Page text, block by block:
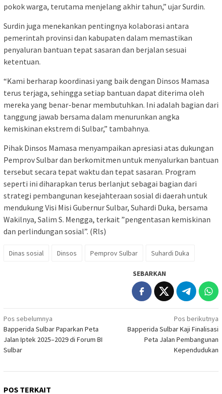
pokok warga, terutama menjelang akhir tahun,” ujar Surdin.
Surdin juga menekankan pentingnya kolaborasi antara
pemerintah provinsi dan kabupaten dalam memastikan
penyaluran bantuan tepat sasaran dan berjalan sesuai
ketentuan.
“Kami berharap koordinasi yang baik dengan Dinsos Mamasa
terus terjaga, sehingga setiap bantuan dapat diterima oleh
mereka yang benar-benar membutuhkan. Ini adalah bagian dari
tanggung jawab bersama dalam menurunkan angka
kemiskinan ekstrem di Sulbar,” tambahnya.
Pihak Dinsos Mamasa menyampaikan apresiasi atas dukungan
Pemprov Sulbar dan berkomitmen untuk menyalurkan bantuan
tersebut secara tepat waktu dan tepat sasaran. Program
seperti ini diharapkan terus berlanjut sebagai bagian dari
strategi pembangunan kesejahteraan sosial di daerah untuk
mendukung Visi Misi Gubernur Sulbar, Suhardi Duka, bersama
Wakilnya, Salim S. Mengga, terkait ”pengentasan kemiskinan
dan perlindungan sosial”. (Rls)
Dinas sosial Dinsos Pemprov Sulbar Suhardi Duka
SEBARKAN
Navigasi
pos
Pos sebelumnya
Bapperida Sulbar Paparkan Peta
Jalan Iptek 2025–2029 di Forum BI
Sulbar
Pos berikutnya
Bapperida Sulbar Kaji Finalisasi
Peta Jalan Pembangunan
Kependudukan
POS TERKAIT